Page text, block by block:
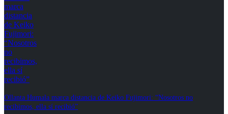
Ollanta Humala marca distancia de Keiko Fujimori: “Nosotros no
recibimos, ella sí recibió”